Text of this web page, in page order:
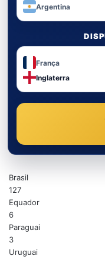
Argentina
França
Inglaterra
Brasil
127
Equador
6
Paraguai
3
Uruguai